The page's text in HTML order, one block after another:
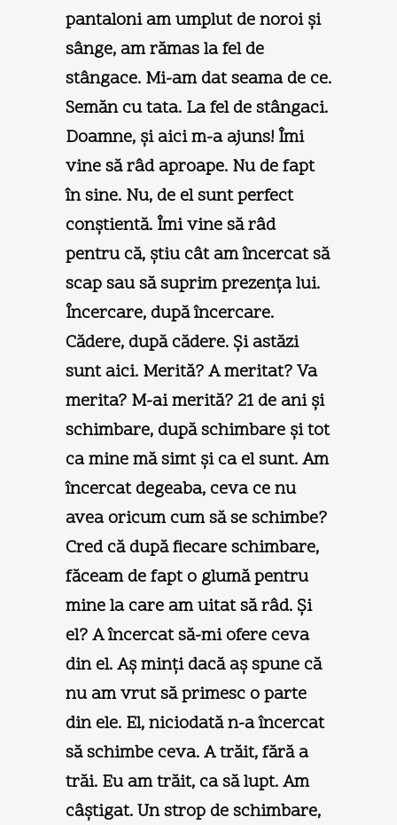
pantaloni am umplut de noroi şi
sânge, am rămas la fel de
stângace. Mi-am dat seama de ce.
Semăn cu tata. La fel de stângaci.
Doamne, şi aici m-a ajuns! Îmi
vine să râd aproape. Nu de fapt
în sine. Nu, de el sunt perfect
conştientă. Îmi vine să râd
pentru că, ştiu cât am încercat să
scap sau să suprim prezenţa lui.
Încercare, după încercare.
Cădere, după cădere. Şi astăzi
sunt aici. Merită? A meritat? Va
merita? M-ai merită? 21 de ani şi
schimbare, după schimbare şi tot
ca mine mă simt şi ca el sunt. Am
încercat degeaba, ceva ce nu
avea oricum cum să se schimbe?
Cred că după fiecare schimbare,
făceam de fapt o glumă pentru
mine la care am uitat să râd. Şi
el? A încercat să-mi ofere ceva
din el. Aş minţi dacă aş spune că
nu am vrut să primesc o parte
din ele. El, niciodată n-a încercat
să schimbe ceva. A trăit, fără a
trăi. Eu am trăit, ca să lupt. Am
câştigat. Un strop de schimbare,